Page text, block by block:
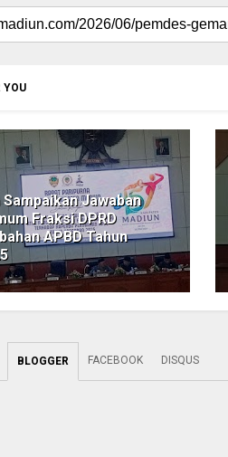
YOU
Jawaban
Fraksi DPRD
APBD Tahun
BLOGGER FACEBOOK DISQUS